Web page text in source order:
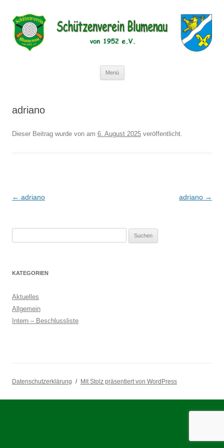
Schützenverein Blumenau von 1952
e.V.
Menü
adriano
Dieser Beitrag wurde von am 6. August 2025 veröffentlicht.
Beitragsnavigation
← adriano adriano →
KATEGORIEN
Aktuelles
Allgemein
Intern – Beschlussliste
Datenschutzerklärung Mit Stolz präsentiert von WordPress